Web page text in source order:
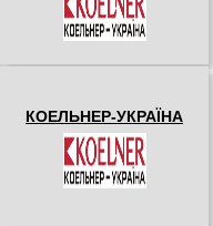
КОЕЛЬНЕР-УКРАЇНА